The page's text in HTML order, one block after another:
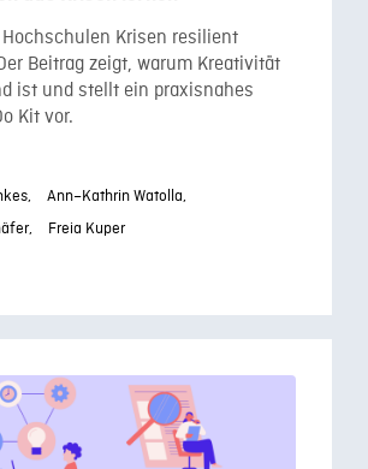
Krisen resilient
Beitrag zeigt, warum Kreativität
ist und stellt ein praxisnahes
Kit vor.
Ann–Kathrin Watolla,
Freia Kuper